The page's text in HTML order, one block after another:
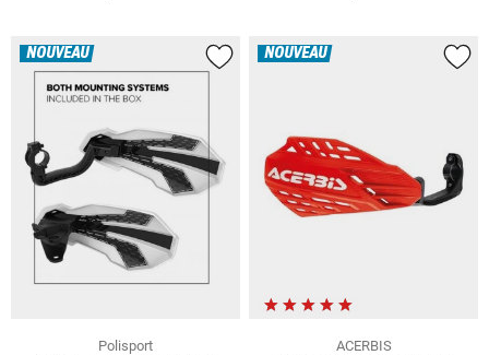
NOUVEAU
Polisport
NOUVEAU
ACERBIS